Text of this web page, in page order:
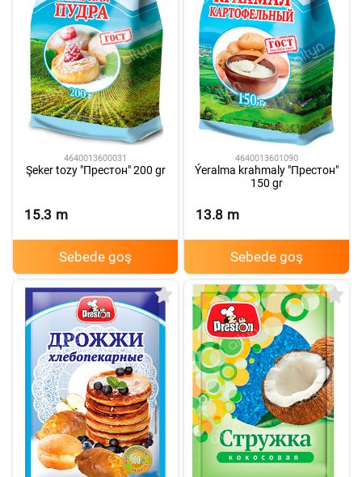
4640013600031
Şeker tozy "Престон" 200 gr
15.3 m
Sebede goş
4640013601090
Ýeralma krahmaly "Престон"
150 gr
13.8 m
Sebede goş